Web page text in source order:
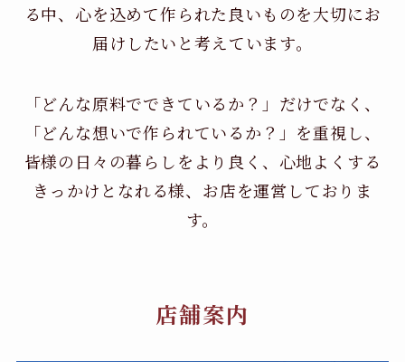
る中、 心を込めて作られた良いものを大切にお
届けしたいと考えています。
「どんな原料でできているか？」だけでなく、
「どんな想いで作られているか？」を重視し、
皆様の日々の暮らしをより良く、心地よくする
きっかけとなれる様、お店を運営しておりま
す。
店舗案内